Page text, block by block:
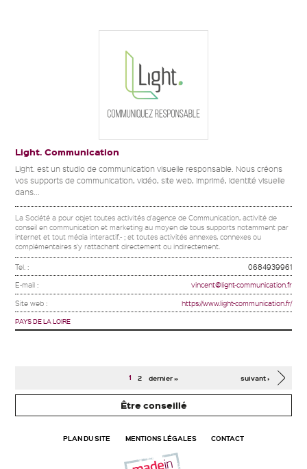
Light. Communication
Light. est un studio de communication visuelle responsable. Nous créons
vos supports de communication, vidéo, site web, imprimé, identité visuelle
dans...
La Société a pour objet toutes activités d'agence de Communication, activité de
conseil en communication et marketing au moyen de tous supports notamment par
internet et tout média interactif.- ; et toutes activités annexes, connexes ou
complémentaires s'y rattachant directement ou indirectement.
Tel. : 0684939961
E-mail : vincent@light-communication.fr
Site web : https://www.light-communication.fr/
PAYS DE LA LOIRE
1 2 suivant ›
dernier »
Être conseillé
PLAN DU SITE MENTIONS LÉGALES CONTACT